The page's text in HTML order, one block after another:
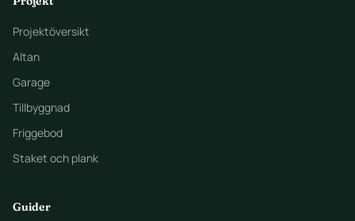
Projektöversikt
Altan
Garage
Tillbyggnad
Friggebod
Staket och plank
Guider